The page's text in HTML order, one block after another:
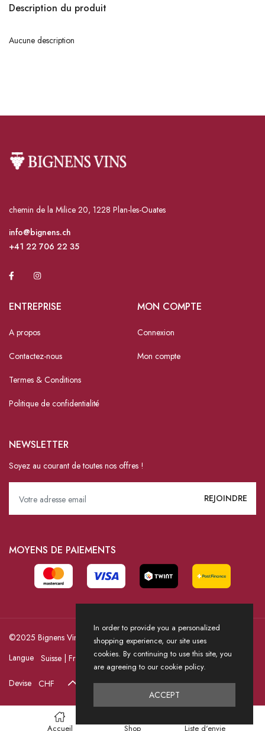
Description du produit
Aucune description
chemin de la Milice 20, 1228 Plan-les-Ouates
info@bignens.ch
+41 22 706 22 35
ENTREPRISE
A propos
Contactez-nous
Termes & Conditions
Politique de confidentialité
MON COMPTE
Connexion
Mon compte
NEWSLETTER
Soyez au courant de toutes nos offres !
MOYENS DE PAIEMENTS
©2025 Bignens Vins / Powered by HICASS
Langue
Devise
Accueil Shop Liste d'envie
In order to provide you a personalized
shopping experience, our site uses
cookies. By continuing to use this site, you
are agreeing to our cookie policy.
ACCEPT